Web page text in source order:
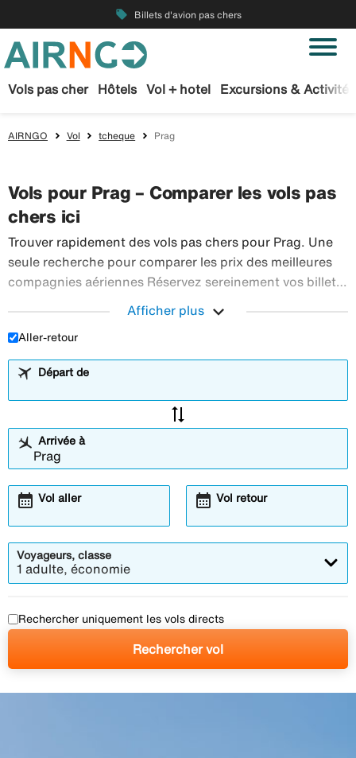
local_offer Billets d'avion pas chers
Vols pas cher Hôtels Vol + hotel Excursions & Activités
AIRNGO Vol tcheque Prag
Vols pour Prag – Comparer les vols pas
chers ici
Trouver rapidement des vols pas chers pour Prag. Une
seule recherche pour comparer les prix des meilleures
compagnies aériennes Réservez sereinement vos billets
voyages en avion à destination du monde entier.
Afficher plus expand_more
Aller-retour
Départ de
sync_alt
Arrivée à
Vol aller
calendar_month Vol retour
calendar_month
Voyageurs, classe
1 adulte, économie
Rechercher uniquement les vols directs
Rechercher vol